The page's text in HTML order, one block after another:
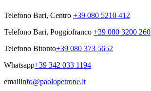
Telefono Bari, Centro +39 080 5210 412
Telefono Bari, Poggiofranco +39 080 3200 260
Telefono Bitonto+39 080 373 5652
Whatsapp+39 342 033 1194
emailinfo@paolopetrone.it